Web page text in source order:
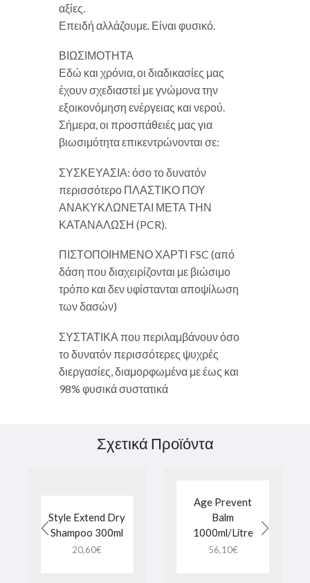
αξίες.
Επειδή αλλάζουμε. Είναι φυσικό.
ΒΙΩΣΙΜΟΤΗΤΑ
Εδώ και χρόνια, οι διαδικασίες μας
έχουν σχεδιαστεί με γνώμονα την
εξοικονόμηση ενέργειας και νερού.
Σήμερα, οι προσπάθειές μας για
βιωσιμότητα επικεντρώνονται σε:
ΣΥΣΚΕΥΑΣΙΑ: όσο το δυνατόν
περισσότερο ΠΛΑΣΤΙΚΟ ΠΟΥ
ΑΝΑΚΥΚΛΩΝΕΤΑΙ ΜΕΤΑ ΤΗΝ
ΚΑΤΑΝΑΛΩΣΗ (PCR).
ΠΙΣΤΟΠΟΙΗΜΕΝΟ ΧΑΡΤΙ FSC (από
δάση που διαχειρίζονται με βιώσιμο
τρόπο και δεν υφίστανται αποψίλωση
των δασών)
ΣΥΣΤΑΤΙΚΑ που περιλαμβάνουν όσο
το δυνατόν περισσότερες ψυχρές
διεργασίες, διαμορφωμένα με έως και
98% φυσικά συστατικά
Σχετικά Προϊόντα
Style Extend Dry
Shampoo 300ml
20,60€
Age Prevent
Balm
1000ml/Litre
56,10€